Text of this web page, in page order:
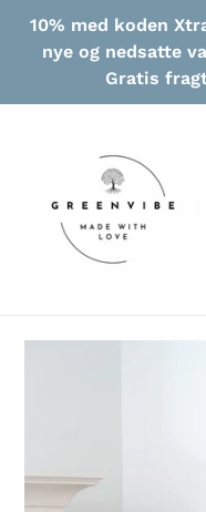
indhold
10% med koden
nye og nedsatte
Gratis